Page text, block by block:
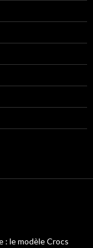
: le modèle Crocs